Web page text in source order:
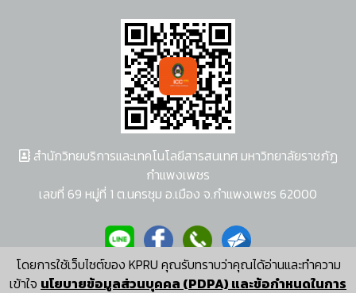
โดยการใช้เว็บไซต์ของ KPRU คุณรับทราบว่าคุณได้อ่านและทำความ
เข้าใจ นโยบายข้อมูลส่วนบุคคล (PDPA) และข้อกำหนดในการ
สำนักวิทยบริการและเทคโนโลยีสารสนเทศ มหาวิทยาลัยราชภัฏ
กำแพงเพชร
เลขที่ 69 หมู่ที่ 1 ต.นครชุม อ.เมือง จ.กำแพงเพชร 62000
ผู้พัฒนาระบบ อนุชา พวงผกา